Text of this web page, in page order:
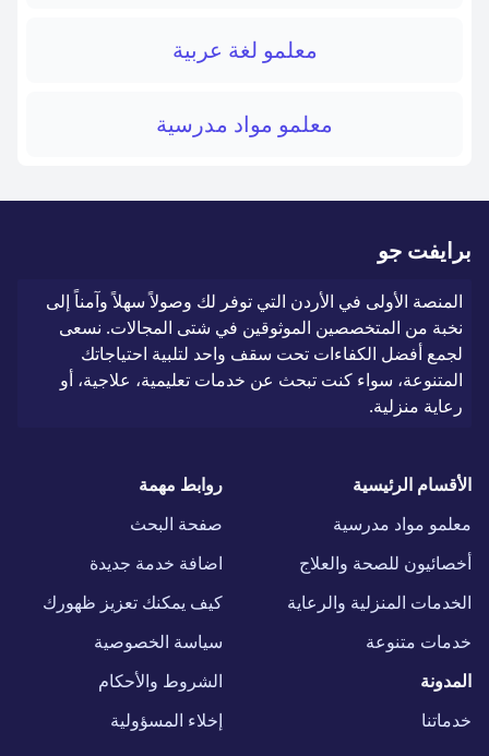
معلمو لغة عربية
معلمو مواد مدرسية
برايفت جو
المنصة الأولى في الأردن التي توفر لك وصولاً سهلاً وآمناً إلى
نخبة من المتخصصين الموثوقين في شتى المجالات. نسعى
لجمع أفضل الكفاءات تحت سقف واحد لتلبية احتياجاتك
المتنوعة، سواء كنت تبحث عن خدمات تعليمية، علاجية، أو
رعاية منزلية.
الأقسام الرئيسية
معلمو مواد مدرسية
أخصائيون للصحة والعلاج
الخدمات المنزلية والرعاية
خدمات متنوعة
المدونة
خدماتنا
روابط مهمة
صفحة البحث
اضافة خدمة جديدة
كيف يمكنك تعزيز ظهورك
سياسة الخصوصية
الشروط والأحكام
إخلاء المسؤولية